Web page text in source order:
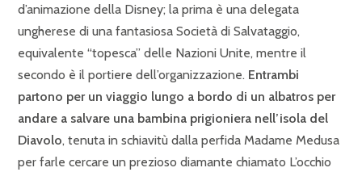
d’animazione della Disney; la prima è una delegata
ungherese di una fantasiosa Società di Salvataggio,
equivalente “topesca” delle Nazioni Unite, mentre il
secondo è il portiere dell’organizzazione. Entrambi
partono per un viaggio lungo a bordo di un albatros per
andare a salvare una bambina prigioniera nell’isola del
Diavolo, tenuta in schiavitù dalla perfida Madame Medusa
per farle cercare un prezioso diamante chiamato L’occhio